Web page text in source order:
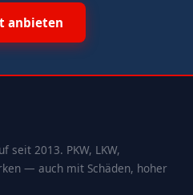
anbieten
seit 2013. PKW, LKW,
— auch mit Schäden, hoher